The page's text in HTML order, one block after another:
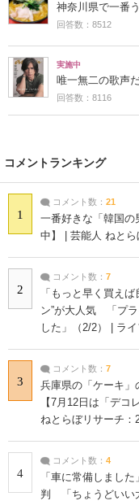
神奈川県で一番
回答数：8512
実施中
唯一無二の歌声
回答数：8116
コメントランキング
1
コメント数： 21
一番好きな「韓国の
中】 | 芸能人 ねとら
2
コメント数： 7
「もっと早く買え
ン”が大人気 「プラ
した」（2/2） | ラ
3
コメント数： 7
兵庫県の「ケーキ
【7月12日は「デコ
ねとらぼリサーチ：
4
コメント数： 4
「車に常備しまし
判 「ちょうどいい